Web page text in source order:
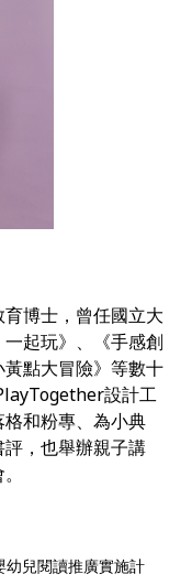
博士，曾任國立大
起玩》、《手感創
點大冒險》等數十
設計工
和粉專、為小典
，也舉辦親子講
幼兒閱讀推廣實施計